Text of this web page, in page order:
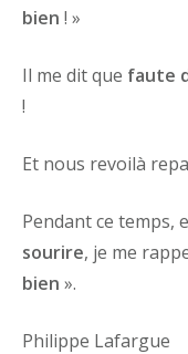
bien ! »
Il me dit que faute
!
Et nous revoilà
Pendant ce temps,
sourire, je me
bien ».
Philippe Lafargue